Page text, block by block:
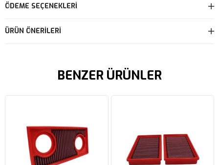
ÖDEME SEÇENEKLERI
ÜRÜN ÖNERILERI
BENZER ÜRÜNLER